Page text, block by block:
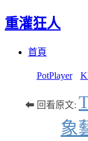
重灌狂人
首頁
PotPlayer
⬅ 回看原文:
象